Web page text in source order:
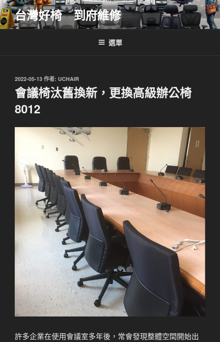
跳
至
主
台灣好椅 到府維修
選單
發
佈
於
2022-05-13 作者: UCHAIR
會議椅汰舊換新，更換高級辦公椅
8012
許多企業在使用會議室多年後，常會發現整體空間開始出